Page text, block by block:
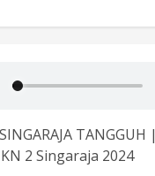
TANGGUH |
2 Singaraja 2024